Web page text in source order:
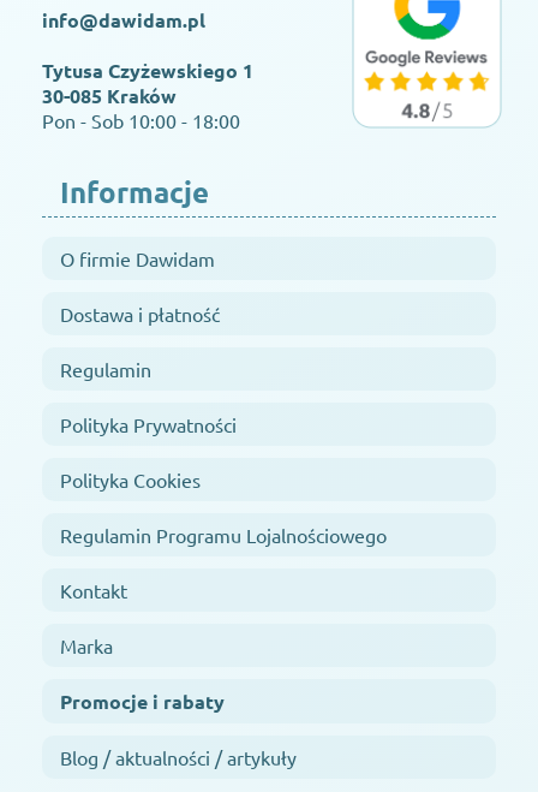
info@dawidam.pl
Tytusa Czyżewskiego 1
30-085 Kraków
Pon - Sob 10:00 - 18:00
Informacje
O firmie Dawidam
Dostawa i płatność
Regulamin
Polityka Prywatności
Polityka Cookies
Regulamin Programu Lojalnościowego
Kontakt
Marka
Promocje i rabaty
Blog / aktualności / artykuły